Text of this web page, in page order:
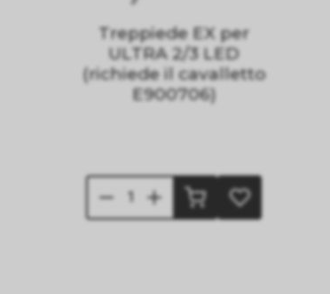
Treppiede EX per
ULTRA 2/3 LED
(richiede il cavalletto
E900706)